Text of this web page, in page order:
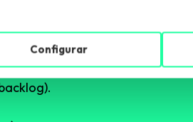
elementos que lo componen.
Configurar